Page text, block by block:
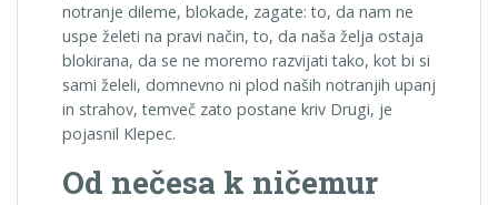
notranje dileme, blokade, zagate: to, da nam ne
uspe želeti na pravi način, to, da naša želja ostaja
blokirana, da se ne moremo razvijati tako, kot bi si
sami želeli, domnevno ni plod naših notranjih upanj
in strahov, temveč zato postane kriv Drugi, je
pojasnil Klepec.
Od nečesa k ničemur